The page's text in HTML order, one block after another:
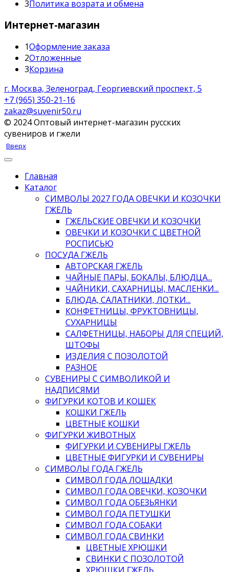
3Политика возрата и обмена
Интернет-магазин
1Оформление заказа
2Отложенные
3Корзина
г. Москва, Зеленоград, Георгиевский проспект, 5
+7 (965) 350-21-16
zakaz@suvenir50.ru
© 2024 Оптовый интернет-магазин русских
сувениров и гжели
Вверх
Главная
Каталог
СИМВОЛЫ 2027 ГОДА ОВЕЧКИ И КОЗОЧКИ
ГЖЕЛЬ
ГЖЕЛЬСКИЕ ОВЕЧКИ И КОЗОЧКИ
ОВЕЧКИ И КОЗОЧКИ С ЦВЕТНОЙ
РОСПИСЬЮ
ПОСУДА ГЖЕЛЬ
АВТОРСКАЯ ГЖЕЛЬ
ЧАЙНЫЕ ПАРЫ, БОКАЛЫ, БЛЮДЦА...
ЧАЙНИКИ, САХАРНИЦЫ, МАСЛЕНКИ...
БЛЮДА, САЛАТНИКИ, ЛОТКИ...
КОНФЕТНИЦЫ, ФРУКТОВНИЦЫ,
СУХАРНИЦЫ
САЛФЕТНИЦЫ, НАБОРЫ ДЛЯ СПЕЦИЙ,
ШТОФЫ
ИЗДЕЛИЯ С ПОЗОЛОТОЙ
РАЗНОЕ
СУВЕНИРЫ С СИМВОЛИКОЙ И
НАДПИСЯМИ
ФИГУРКИ КОТОВ И КОШЕК
КОШКИ ГЖЕЛЬ
ЦВЕТНЫЕ КОШКИ
ФИГУРКИ ЖИВОТНЫХ
ФИГУРКИ И СУВЕНИРЫ ГЖЕЛЬ
ЦВЕТНЫЕ ФИГУРКИ И СУВЕНИРЫ
СИМВОЛЫ ГОДА ГЖЕЛЬ
СИМВОЛ ГОДА ЛОШАДКИ
СИМВОЛ ГОДА ОВЕЧКИ, КОЗОЧКИ
СИМВОЛ ГОДА ОБЕЗЬЯНКИ
СИМВОЛ ГОДА ПЕТУШКИ
СИМВОЛ ГОДА СОБАКИ
СИМВОЛ ГОДА СВИНКИ
ЦВЕТНЫЕ ХРЮШКИ
СВИНКИ С ПОЗОЛОТОЙ